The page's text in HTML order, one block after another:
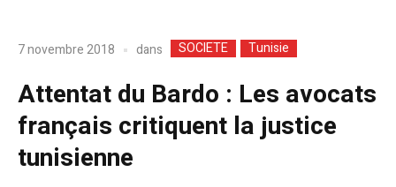
7 novembre 2018 dans SOCIETE Tunisie
Attentat du Bardo : Les avocats
français critiquent la justice
tunisienne